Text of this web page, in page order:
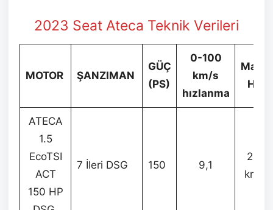
2023 Seat Ateca Teknik Verileri
MOTOR ŞANZIMAN
GÜÇ
(PS)
0-100
km/s
hızlanma
Maks.
Hız
ATECA
1.5
EcoTSI
ACT
150 HP
7 İleri DSG 150 9,1
202
km/s